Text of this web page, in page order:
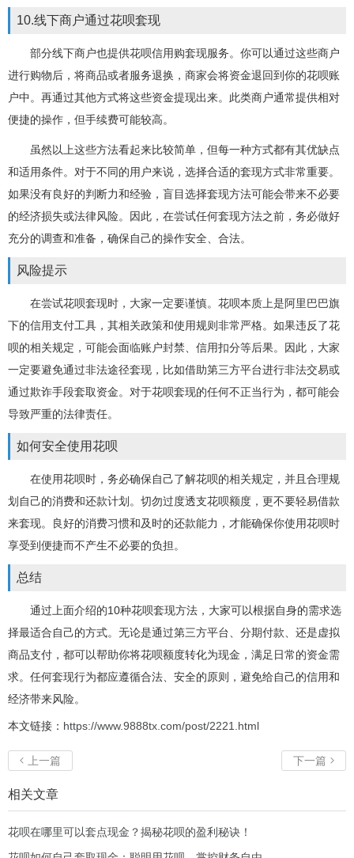
10.线下商户通过花呗套现
部分线下商户也提供花呗信用购套现服务。你可以通过这些商户
进行购物后，将商品或者服务退换，商家会将资金退回到你的花呗账
户中。再通过其他方式将这些资金提现出来。此类商户通常提供相对
便捷的操作，但手续费可能较高。
虽然以上这些方法看起来比较简单，但每一种方式都有其优缺点
和适用条件。对于不同的用户来说，选择合适的套现方式非常重要。
如果没有良好的判断力和经验，盲目选择套现方法可能会带来不必要
的经济损失或法律风险。因此，在尝试任何套现方法之前，务必做好
充分的调查和准备，确保自己的操作安全、合法。
风险提示
在尝试花呗套现时，大家一定要谨慎。花呗本质上是阿里巴巴旗
下的信用支付工具，其相关政策和使用规则非常严格。如果违反了花
呗的相关规定，可能会面临账户封禁、信用扣分等后果。因此，大家
一定要避免通过非法途径套现，比如借助第三方平台进行非法交易或
通过欺诈手段套取资金。对于花呗套现的任何不正当行为，都可能会
导致严重的法律责任。
如何安全使用花呗
在使用花呗时，务必确保自己了解花呗的相关规定，并且合理规
划自己的消费和还款计划。切勿过度透支花呗额度，更不要轻易借款
来套现。良好的消费习惯和及时的还款能力，才能确保你使用花呗时
享受到便捷而不产生不必要的负担。
总结
通过上面介绍的10种花呗套现方法，大家可以根据自身的需求选
择最适合自己的方式。无论是通过第三方平台、分期付款、还是虚拟
商品支付，都可以帮助你将花呗额度转化为现金，满足日常的资金需
求。任何套现行为都应遵循合法、安全的原则，避免给自己的信用和
经济带来风险。
本文链接： https://www.9888tx.com/post/2221.html
 上一篇 下一篇 
相关文章
花呗在哪里可以套点现金？揭秘花呗的盈利秘诀！